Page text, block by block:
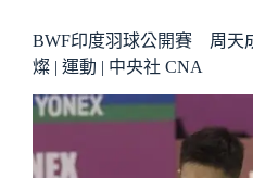
BWF印度羽球公開賽 周天
燦 | 運動 | 中央社 CNA